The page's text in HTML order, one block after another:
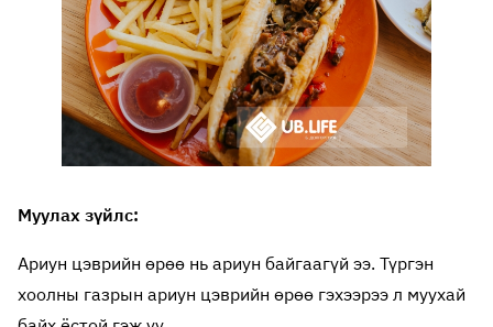
Муулах зүйлс:
Ариун цэврийн өрөө нь ариун байгаагүй ээ. Түргэн
хоолны газрын ариун цэврийн өрөө гэхээрээ л муухай